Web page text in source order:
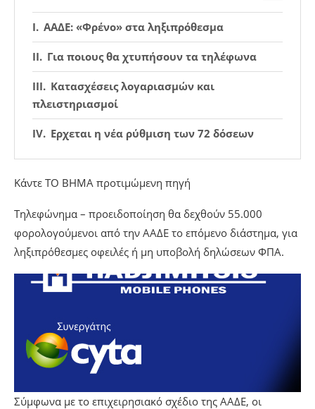
ΑΑΔΕ: «Φρένο» στα ληξιπρόθεσμα
Για ποιους θα χτυπήσουν τα τηλέφωνα
Κατασχέσεις λογαριασμών και
πλειστηριασμοί
Ερχεται η νέα ρύθμιση των 72 δόσεων
Κάντε TO BHMA προτιμώμενη πηγή
Τηλεφώνημα – προειδοποίηση θα δεχθούν 55.000
φορολογούμενοι από την ΑΑΔΕ το επόμενο διάστημα, για
ληξιπρόθεσμες οφειλές ή μη υποβολή δηλώσεων ΦΠΑ.
Σύμφωνα με το επιχειρησιακό σχέδιο της ΑΑΔΕ, οι